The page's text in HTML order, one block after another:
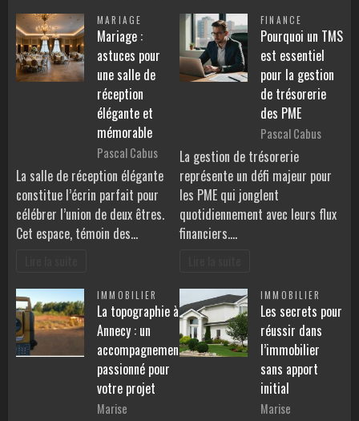
MARIAGE
Mariage :
astuces pour
une salle de
réception
élégante et
mémorable
Pascal Cabus
La salle de réception élégante
constitue l’écrin parfait pour
célébrer l’union de deux êtres.
Cet espace, témoin des…
FINANCE
Pourquoi un TMS
est essentiel
pour la gestion
de trésorerie
des PME
Pascal Cabus
La gestion de trésorerie
représente un défi majeur pour
les PME qui jonglent
quotidiennement avec leurs flux
financiers.…
IMMOBILIER
La topographie à
Annecy : un
accompagnement
passionné pour
votre projet
Marise
IMMOBILIER
Les secrets pour
réussir dans
l’immobilier
sans apport
initial
Marise